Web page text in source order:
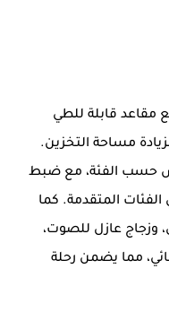
لـ 8 ركاب، مع مقاعد قابلة للطي
لزيادة مساحة التخزين.
حسب الفئة، مع ضبط
في الفئات المتقدمة. كما
وزجاج عازل للصوت،
مما يضمن رحلة